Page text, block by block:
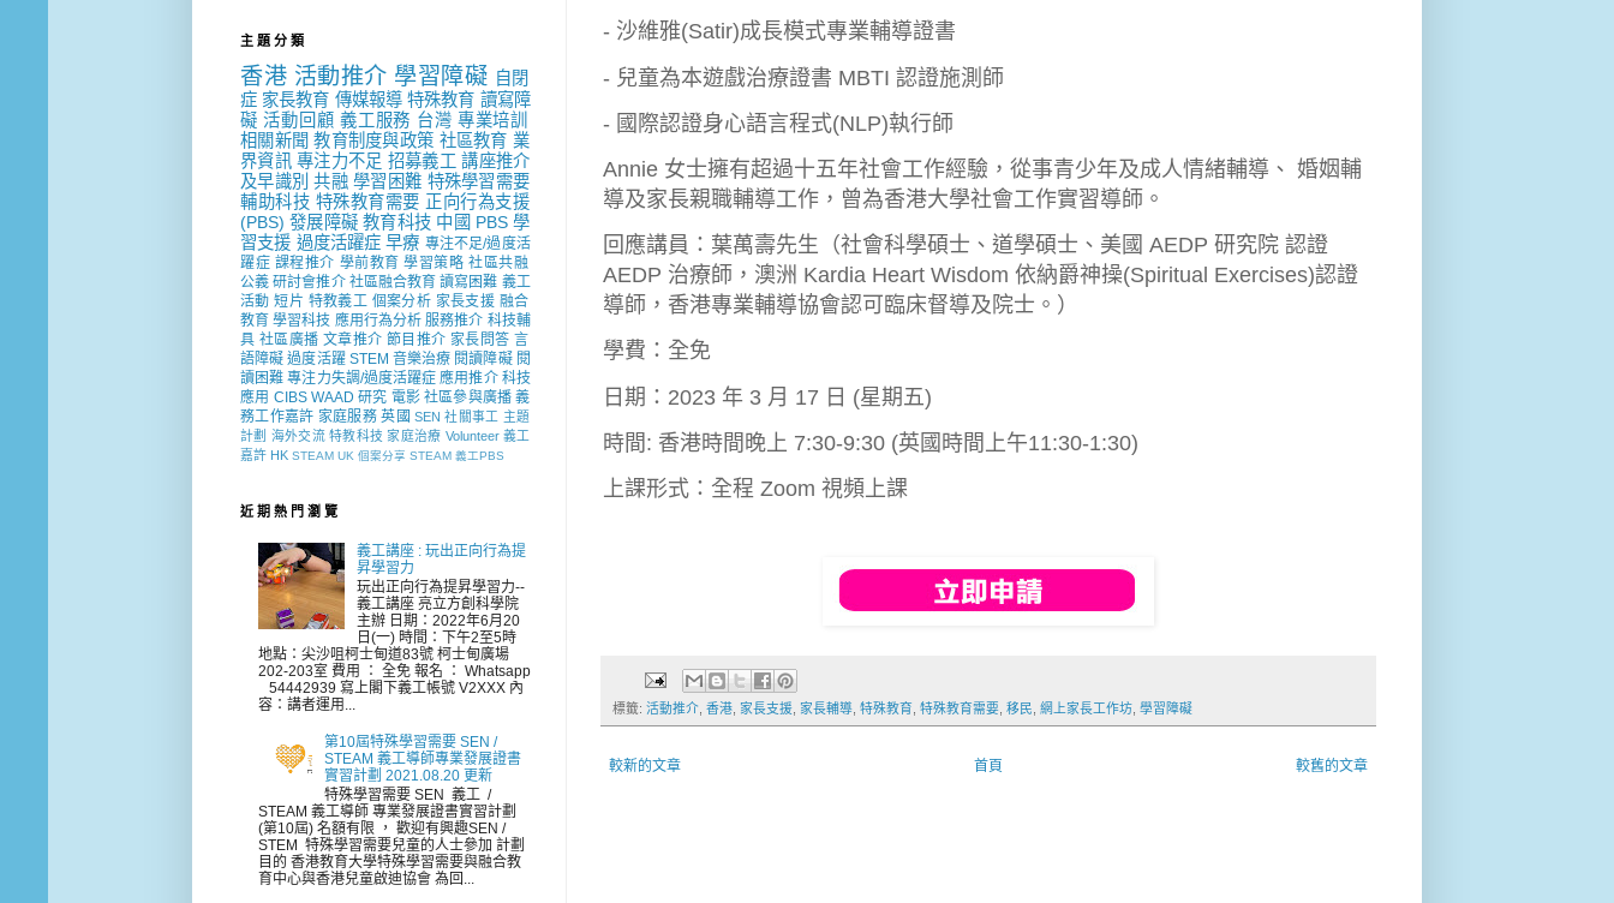
- 沙維雅(Satir)成長模式專業輔導證書
- 兒童為本遊戲治療證書 MBTI 認證施測師
- 國際認證身心語言程式(NLP)執行師
Annie 女士擁有超過十五年社會工作經驗，從事青少年及成人情緒輔導、 婚姻輔
導及家長親職輔導工作，曾為香港大學社會工作實習導師。
回應講員：葉萬壽先生（社會科學碩士、道學碩士、美國 AEDP 研究院 認證
AEDP 治療師，澳洲 Kardia Heart Wisdom 依納爵神操(Spiritual Exercises)認證
導師，香港專業輔導協會認可臨床督導及院士。）
學費：全免
日期：2023 年 3 月 17 日 (星期五)
時間: 香港時間晚上 7:30-9:30 (英國時間上午11:30-1:30)
上課形式：全程 Zoom 視頻上課
標籤: 活動推介 香港 家長支援 家長輔導 特殊教育 特殊教育需要 移民 網上家長工作坊 學習障礙
較新的文章 較舊的文章
首頁
主 題 分 類
香港 活動推介 學習障礙 自閉
症 家長教育 傳媒報導 特殊教育 讀寫障
礙 活動回顧 義工服務 台灣 專業培訓
相關新聞 教育制度與政策 社區教育 業
界資訊 專注力不足 招募義工 講座推介
及早識別 共融 學習困難 特殊學習需要
輔助科技 特殊教育需要 正向行為支援
(PBS) 發展障礙 教育科技 中國 PBS 學
習支援 過度活躍症 早療 專注不足/過度活
躍症 課程推介 學前教育 學習策略 社區共融
公義 研討會推介 社區融合教育 讀寫困難 義工
活動 短片 特教義工 個案分析 家長支援 融合
教育 學習科技 應用行為分析 服務推介 科技輔
具 社區廣播 文章推介 節目推介 家長問答 言
語障礙 過度活躍 STEM 音樂治療 閱讀障礙 閱
讀困難 專注力失調/過度活躍症 應用推介 科技
應用 CIBS WAAD 研究 電影 社區參與廣播 義
務工作嘉許 家庭服務 英國 SEN 社關事工 主題
計劃 海外交流 特教科技 家庭治療 Volunteer 義工
嘉許 HK STEAM UK 個案分享 STEAM 義工PBS
近 期 熱 門 瀏 覽
義工講座 : 玩出正向行為提
昇學習力
玩出正向行為提昇學習力--
義工講座 亮立方創科學院
主辦 日期：2022年6月20
日(一) 時間：下午2至5時
地點：尖沙咀柯士甸道83號 柯士甸廣場
202-203室 費用 ： 全免 報名 ： Whatsapp
54442939 寫上閣下義工帳號 V2XXX 內
容：講者運用...
第10屆特殊學習需要 SEN /
STEAM 義工導師專業發展證書
實習計劃 2021.08.20 更新
特殊學習需要 SEN 義工 /
STEAM 義工導師 專業發展證書實習計劃
(第10屆) 名額有限 ， 歡迎有興趣SEN /
STEM 特殊學習需要兒童的人士參加 計劃
目的 香港教育大學特殊學習需要與融合教
育中心與香港兒童啟迪協會 為回...